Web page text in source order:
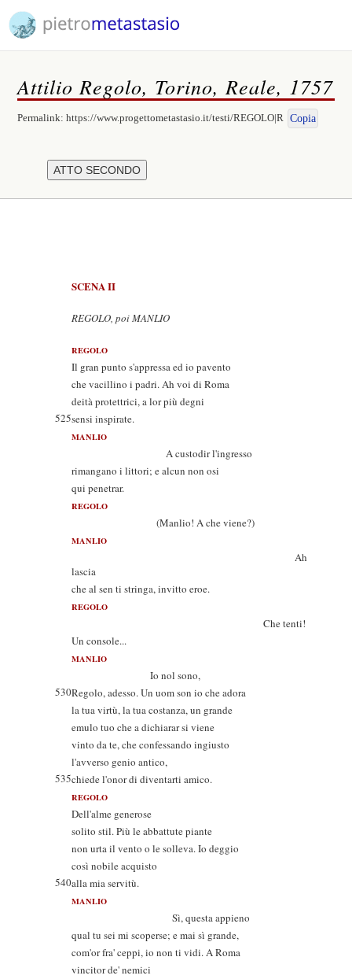
Attilio Regolo, Torino, Reale, 1757
Permalink:https://www.progettometastasio.it/testi/REGOLO|R Copia
SCENA II
REGOLO, poi MANLIO
REGOLO
Il gran punto s'appressa ed io pavento
che vacillino i padri. Ah voi di Roma
deità protettrici, a lor più degni
525sensi inspirate.
MANLIO
A custodir l'ingresso
rimangano i littori; e alcun non osi
qui penetrar.
REGOLO
(Manlio! A che viene?)
MANLIO
Ah
lascia
che al sen ti stringa, invitto eroe.
REGOLO
Che tenti!
Un console...
MANLIO
Io nol sono,
530Regolo, adesso. Un uom son io che adora
la tua virtù, la tua costanza, un grande
emulo tuo che a dichiarar si viene
vinto da te, che confessando ingiusto
l'avverso genio antico,
535chiede l'onor di diventarti amico.
REGOLO
Dell'alme generose
solito stil. Più le abbattute piante
non urta il vento o le solleva. Io deggio
così nobile acquisto
540alla mia servitù.
MANLIO
Sì, questa appieno
qual tu sei mi scoperse; e mai sì grande,
com'or fra' ceppi, io non ti vidi. A Roma
vincitor de' nemici